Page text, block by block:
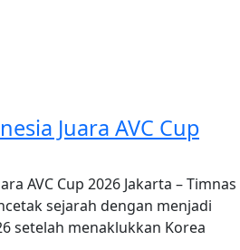
Juara AVC Cup
AVC Cup 2026 Jakarta – Timnas
sejarah dengan menjadi
setelah menaklukkan Korea